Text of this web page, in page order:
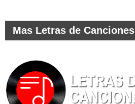
Mas Letras de Canciones